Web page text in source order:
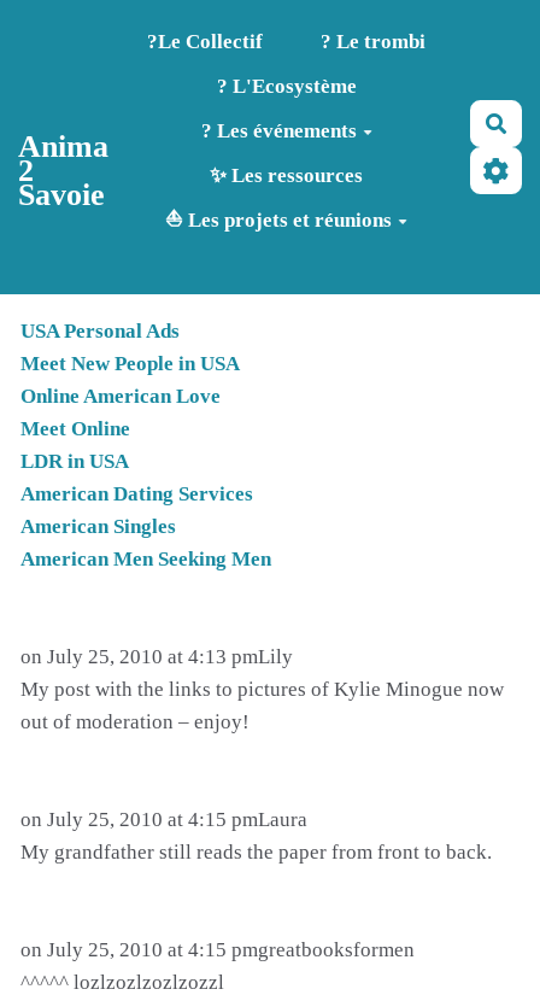
Aller au contenu principal
Anima
2
Savoie
?️Le Collectif
? Le trombi
? L'Ecosystème
? Les événements
✨ Les ressources
⛵ Les projets et réunions
USA Personal Ads
Meet New People in USA
Online American Love
Meet Online
LDR in USA
American Dating Services
American Singles
American Men Seeking Men
on July 25, 2010 at 4:13 pmLily
My post with the links to pictures of Kylie Minogue now
out of moderation – enjoy!
on July 25, 2010 at 4:15 pmLaura
My grandfather still reads the paper from front to back.
on July 25, 2010 at 4:15 pmgreatbooksformen
^^^^^ lozlzozlzozlzozzl